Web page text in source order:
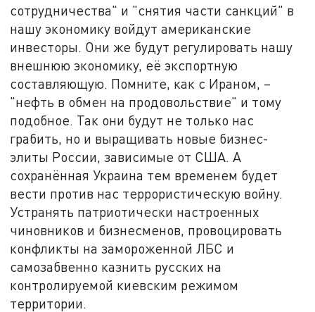
сотрудничества" и "снятия части санкций" в
нашу экономику войдут американские
инвесторы. Они же будут регулировать нашу
внешнюю экономику, её экспортную
составляющую. Помните, как с Ираном, –
"нефть в обмен на продовольствие" и тому
подобное. Так они будут не только нас
грабить, но и выращивать новые бизнес-
элиты России, зависимые от США. А
сохранённая Украина тем временем будет
вести против нас террористическую войну.
Устранять патриотически настроенных
чиновников и бизнесменов, провоцировать
конфликты на замороженной ЛБС и
самозабвенно казнить русских на
контролируемой киевским режимом
территории.